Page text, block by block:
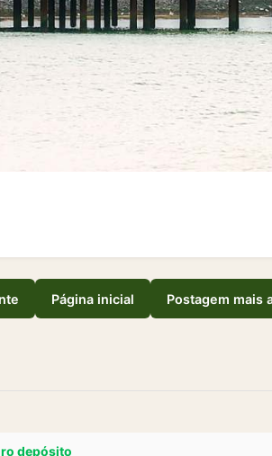
Página inicial Postagem mais
depósito